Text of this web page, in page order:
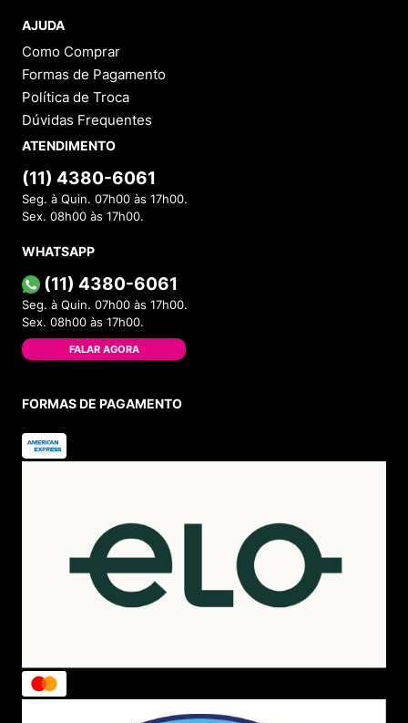
AJUDA
Como Comprar
Formas de Pagamento
Política de Troca
Dúvidas Frequentes
ATENDIMENTO
(11) 4380-6061
Seg. à Quin. 07h00 às 17h00.
Sex. 08h00 às 17h00.
WHATSAPP
(11) 4380-6061
Seg. à Quin. 07h00 às 17h00.
Sex. 08h00 às 17h00.
FALAR AGORA
FORMAS DE PAGAMENTO